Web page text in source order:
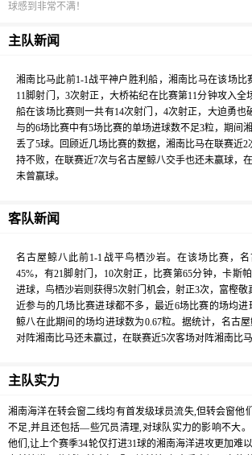
球感到非常不满！
主队新闻
湘南比马此前1-1战平神户胜利船，湘南比马在该场比
11脚射门，3次射正，大桥祐纪在比赛第11分钟攻入全
船在该场比赛则一共有14次射门，4次射正，大迫勇也
与的6场比赛中有5场比赛的单场进球数不足3粒，期间
丢了5球。回顾近几场比赛的数据，湘南比马在联赛近
持不败，在联赛近7次与名古屋鲸八交手也还未赢球，
未曾赢球。
客队新闻
名古屋鲸八此前1-1战平鸟栖沙岩。在该场比赛，
45%，有21脚射门，10次射正，比赛第65分钟，卡斯
进球，鸟栖沙岩则获得5次射门机会，射正3次，富樫
近参与的几场比赛进球都不多，最近6场比赛的场均进
鲸八在此期间的场均进球数为0.67粒。据统计，名古
对阵湘南比马还未赢过，在联赛近5次客场对阵湘南比马
主队实力
湘南海洋在转会窗二线均有首发级球员流失,但转会窗他
不足,并且还包括—些冗员清理,对球队实力的影响不大
他们,让上个赛季34轮仅打进31球的湘南海洋进攻更加难